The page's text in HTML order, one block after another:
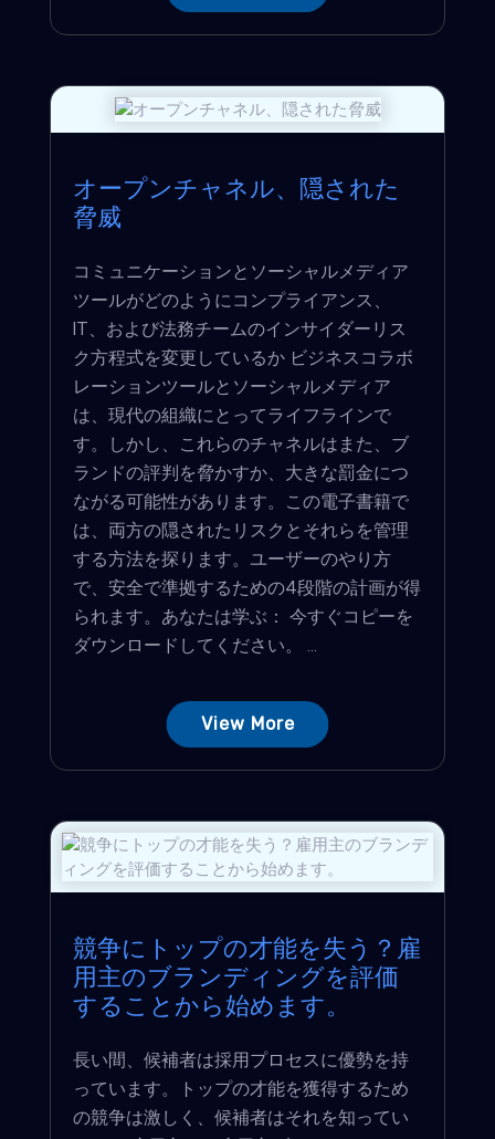
オープンチャネル、隠された
脅威
コミュニケーションとソーシャルメディア
ツールがどのようにコンプライアンス、
IT、および法務チームのインサイダーリス
ク方程式を変更しているか ビジネスコラボ
レーションツールとソーシャルメディア
は、現代の組織にとってライフラインで
す。しかし、これらのチャネルはまた、ブ
ランドの評判を脅かすか、大きな罰金につ
ながる可能性があります。この電子書籍で
は、両方の隠されたリスクとそれらを管理
する方法を探ります。ユーザーのやり方
で、安全で準拠するための4段階の計画が得
られます。あなたは学ぶ： 今すぐコピーを
ダウンロードしてください。 ...
View More
競争にトップの才能を失う？雇
用主のブランディングを評価
することから始めます。
長い間、候補者は採用プロセスに優勢を持
っています。トップの才能を獲得するため
の競争は激しく、候補者はそれを知ってい